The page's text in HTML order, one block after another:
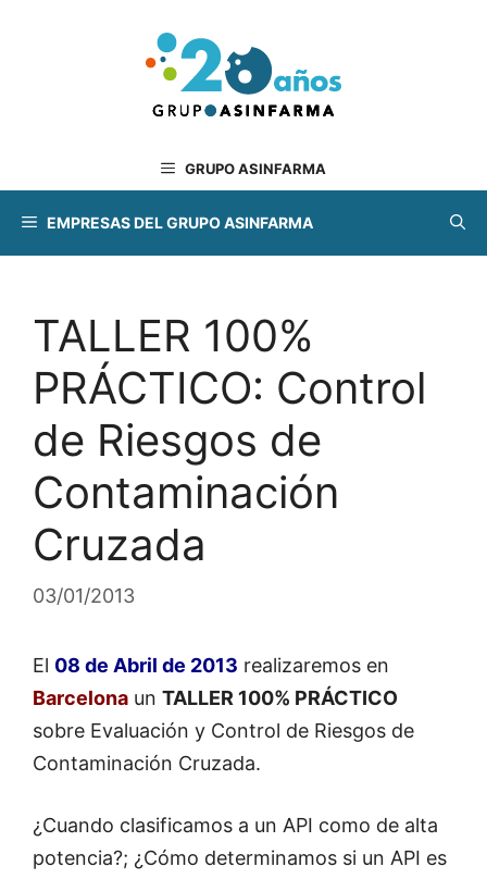
GRUPO ASINFARMA
EMPRESAS DEL GRUPO ASINFARMA
TALLER 100%
PRÁCTICO: Control
de Riesgos de
Contaminación
Cruzada
03/01/2013
El 08 de Abril de 2013 realizaremos en
Barcelona un TALLER 100% PRÁCTICO
sobre Evaluación y Control de Riesgos de
Contaminación Cruzada.
¿Cuando clasificamos a un API como de alta
potencia?; ¿Cómo determinamos si un API es